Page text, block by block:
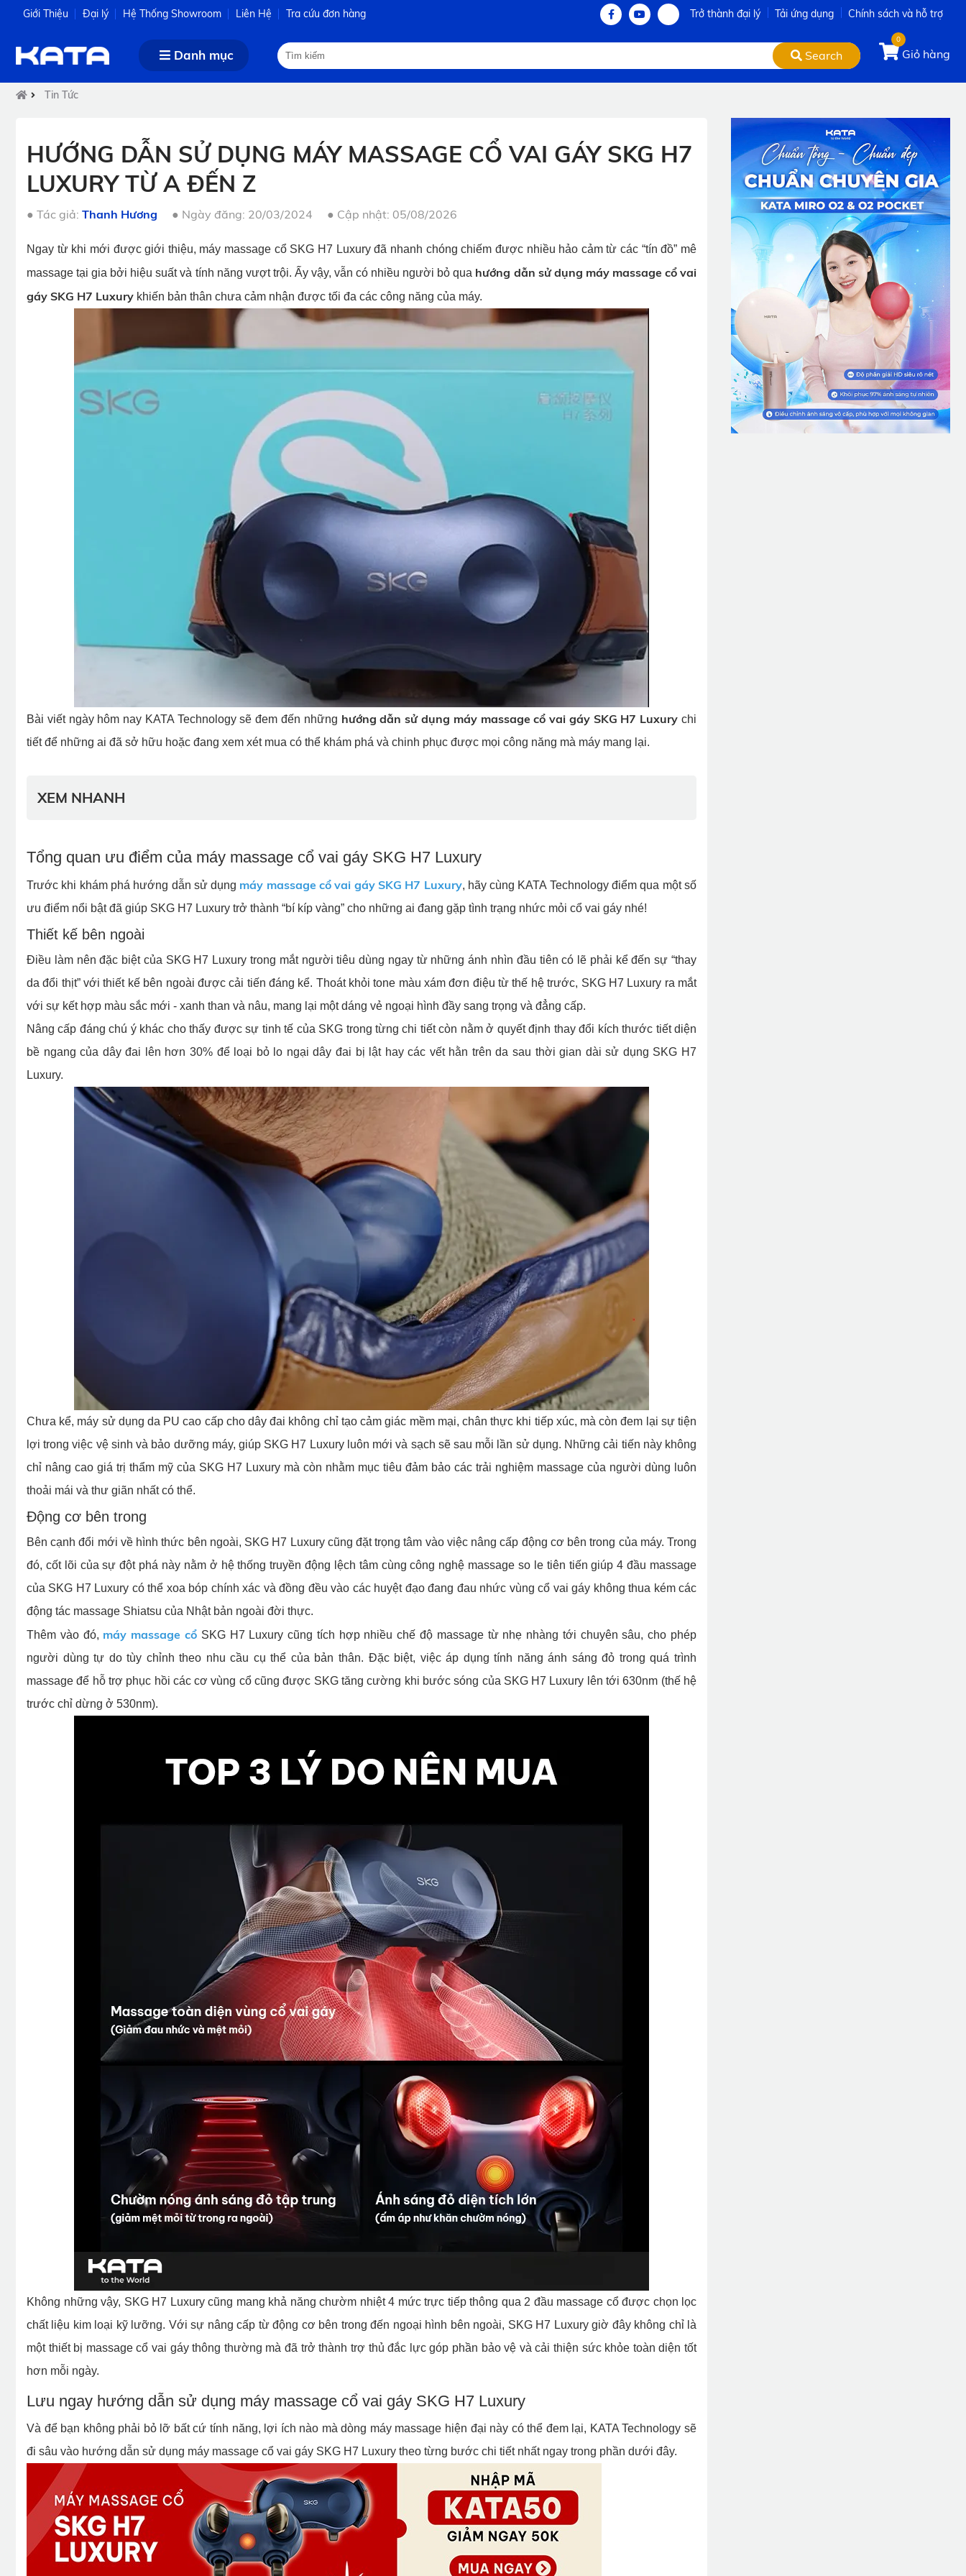
Giới Thiệu Đại lý Hệ Thống Showroom Liên Hệ Tra cứu đơn hàng Trở thành đại lý Tải ứng dụng Chính sách và hỗ trợ
Danh mục Search
0
Giỏ hàng
Tin Tức
HƯỚNG DẪN SỬ DỤNG MÁY MASSAGE CỔ VAI GÁY SKG H7
LUXURY TỪ A ĐẾN Z
● Tác giả: Thanh Hương ● Ngày đăng: 20/03/2024 ● Cập nhật: 05/08/2026
Ngay từ khi mới được giới thiệu, máy massage cổ SKG H7 Luxury đã nhanh chóng chiếm được nhiều hảo cảm từ các “tín đồ” mê
massage tại gia bởi hiệu suất và tính năng vượt trội. Ấy vậy, vẫn có nhiều người bỏ qua hướng dẫn sử dụng máy massage cổ vai
gáy SKG H7 Luxury khiến bản thân chưa cảm nhận được tối đa các công năng của máy.
Bài viết ngày hôm nay KATA Technology sẽ đem đến những hướng dẫn sử dụng máy massage cổ vai gáy SKG H7 Luxury chi
tiết để những ai đã sở hữu hoặc đang xem xét mua có thể khám phá và chinh phục được mọi công năng mà máy mang lại.
XEM NHANH
Tổng quan ưu điểm của máy massage cổ vai gáy SKG H7 Luxury
Trước khi khám phá hướng dẫn sử dụng máy massage cổ vai gáy SKG H7 Luxury, hãy cùng KATA Technology điểm qua một số
ưu điểm nổi bật đã giúp SKG H7 Luxury trở thành “bí kíp vàng” cho những ai đang gặp tình trạng nhức mỏi cổ vai gáy nhé!
Thiết kế bên ngoài
Điều làm nên đặc biệt của SKG H7 Luxury trong mắt người tiêu dùng ngay từ những ánh nhìn đầu tiên có lẽ phải kể đến sự “thay
da đổi thịt” với thiết kế bên ngoài được cải tiến đáng kể. Thoát khỏi tone màu xám đơn điệu từ thế hệ trước, SKG H7 Luxury ra mắt
với sự kết hợp màu sắc mới - xanh than và nâu, mang lại một dáng vẻ ngoại hình đầy sang trọng và đẳng cấp.
Nâng cấp đáng chú ý khác cho thấy được sự tinh tế của SKG trong từng chi tiết còn nằm ở quyết định thay đổi kích thước tiết diện
bề ngang của dây đai lên hơn 30% để loại bỏ lo ngại dây đai bị lật hay các vết hằn trên da sau thời gian dài sử dụng SKG H7
Luxury.
Chưa kể, máy sử dụng da PU cao cấp cho dây đai không chỉ tạo cảm giác mềm mại, chân thực khi tiếp xúc, mà còn đem lại sự tiện
lợi trong việc vệ sinh và bảo dưỡng máy, giúp SKG H7 Luxury luôn mới và sạch sẽ sau mỗi lần sử dụng. Những cải tiến này không
chỉ nâng cao giá trị thẩm mỹ của SKG H7 Luxury mà còn nhằm mục tiêu đảm bảo các trải nghiệm massage của người dùng luôn
thoải mái và thư giãn nhất có thể.
Động cơ bên trong
Bên cạnh đổi mới về hình thức bên ngoài, SKG H7 Luxury cũng đặt trọng tâm vào việc nâng cấp động cơ bên trong của máy. Trong
đó, cốt lõi của sự đột phá này nằm ở hệ thống truyền động lệch tâm cùng công nghệ massage so le tiên tiến giúp 4 đầu massage
của SKG H7 Luxury có thể xoa bóp chính xác và đồng đều vào các huyệt đạo đang đau nhức vùng cổ vai gáy không thua kém các
động tác massage Shiatsu của Nhật bản ngoài đời thực.
Thêm vào đó, máy massage cổSKG H7 Luxury cũng tích hợp nhiều chế độ massage từ nhẹ nhàng tới chuyên sâu, cho phép
người dùng tự do tùy chỉnh theo nhu cầu cụ thể của bản thân. Đặc biệt, việc áp dụng tính năng ánh sáng đỏ trong quá trình
massage để hỗ trợ phục hồi các cơ vùng cổ cũng được SKG tăng cường khi bước sóng của SKG H7 Luxury lên tới 630nm (thế hệ
trước chỉ dừng ở 530nm).
Không những vậy, SKG H7 Luxury cũng mang khả năng chườm nhiệt 4 mức trực tiếp thông qua 2 đầu massage cổ được chọn lọc
chất liệu kim loại kỹ lưỡng. Với sự nâng cấp từ động cơ bên trong đến ngoại hình bên ngoài, SKG H7 Luxury giờ đây không chỉ là
một thiết bị massage cổ vai gáy thông thường mà đã trở thành trợ thủ đắc lực góp phần bảo vệ và cải thiện sức khỏe toàn diện tốt
hơn mỗi ngày.
Lưu ngay hướng dẫn sử dụng máy massage cổ vai gáy SKG H7 Luxury
Và để bạn không phải bỏ lỡ bất cứ tính năng, lợi ích nào mà dòng máy massage hiện đại này có thể đem lại, KATA Technology sẽ
đi sâu vào hướng dẫn sử dụng máy massage cổ vai gáy SKG H7 Luxury theo từng bước chi tiết nhất ngay trong phần dưới đây.